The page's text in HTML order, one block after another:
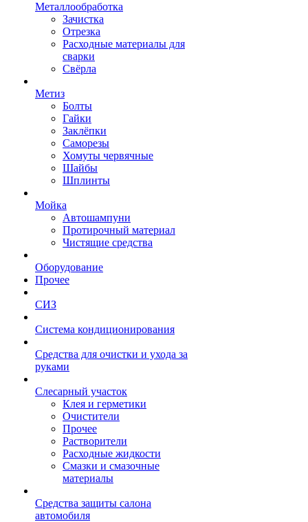
Металлообработка
Зачистка
Отрезка
Расходные материалы для
сварки
Свёрла
Метиз
Болты
Гайки
Заклёпки
Саморезы
Хомуты червячные
Шайбы
Шплинты
Мойка
Автошампуни
Протирочный материал
Чистящие средства
Оборудование
Прочее
СИЗ
Система кондиционирования
Средства для очистки и ухода за
руками
Слесарный участок
Клея и герметики
Очистители
Прочее
Растворители
Расходные жидкости
Смазки и смазочные
материалы
Средства защиты салона
автомобиля